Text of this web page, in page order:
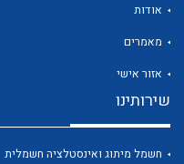
אודות
מאמרים
אזור אישי
שירותינו
חשמל מיתוג ואינסטלציה חשמלית